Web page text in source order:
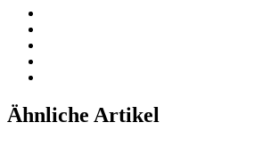
Ähnliche Artikel